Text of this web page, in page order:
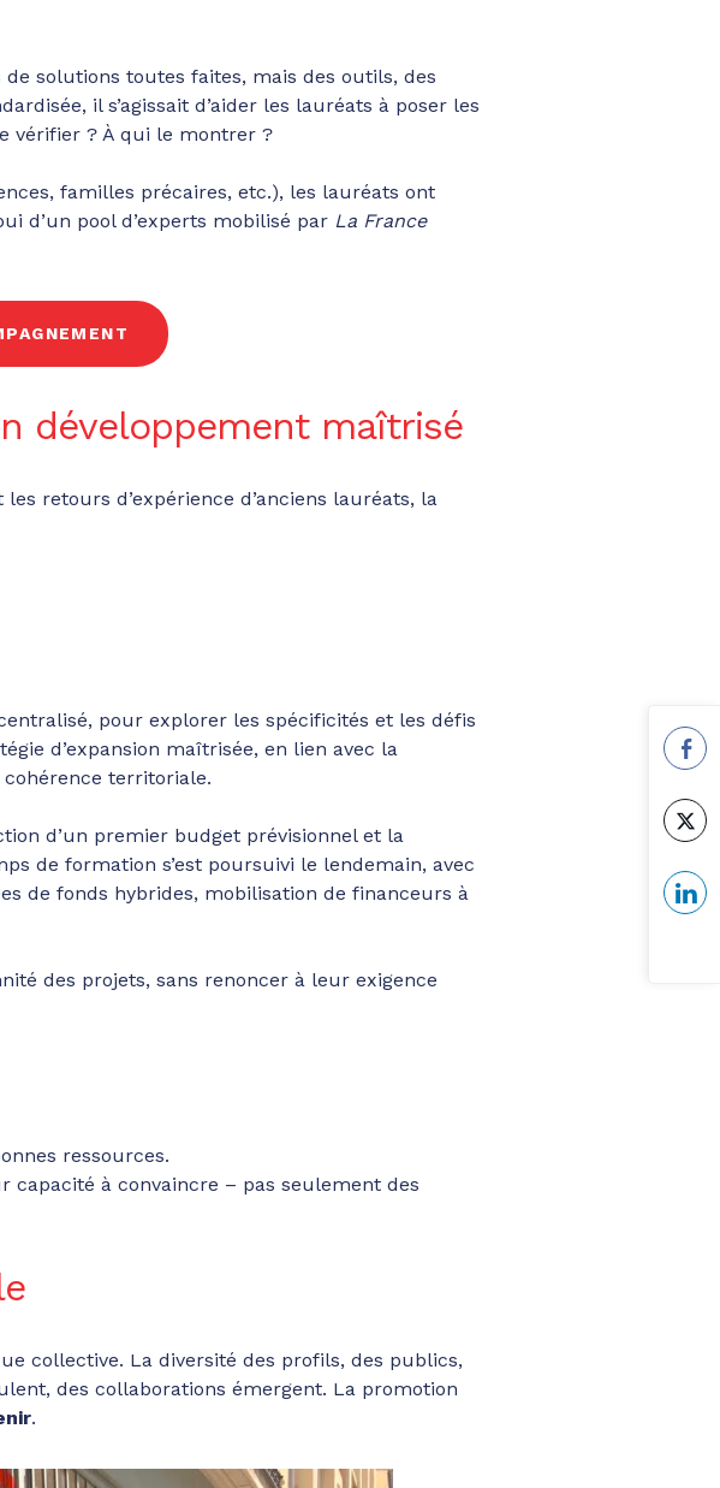
de solutions toutes faites, mais des outils, des
il s’agissait d’aider les lauréats à poser les
vérifier ? À qui le montrer ?
familles précaires, etc.), les lauréats ont
d’un pool d’experts mobilisé par La France
développement maîtrisé
les retours d’expérience d’anciens lauréats, la
pour explorer les spécificités et les défis
d’expansion maîtrisée, en lien avec la
territoriale.
d’un premier budget prévisionnel et la
de formation s’est poursuivi le lendemain, avec
de fonds hybrides, mobilisation de financeurs à
des projets, sans renoncer à leur exigence
ressources.
capacité à convaincre – pas seulement des
collective. La diversité des profils, des publics,
des collaborations émergent. La promotion
.